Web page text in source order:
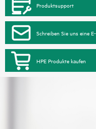
Produktsupport
Schreiben Sie uns eine
HPE Produkte kaufen